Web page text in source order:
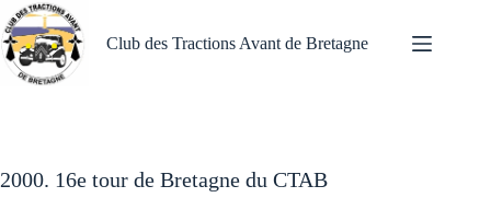
Passer
au
contenu
Club des Tractions Avant de Bretagne
2000. 16e tour de Bretagne du CTAB